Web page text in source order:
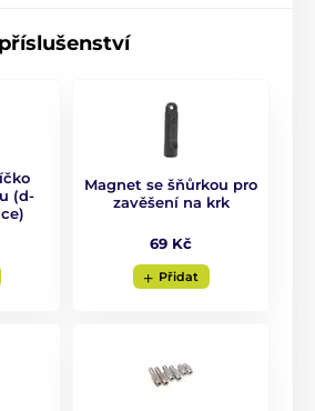
(d-
Magnet se šňůrkou pro
zavěšení na krk
69 Kč
Přidat